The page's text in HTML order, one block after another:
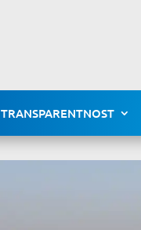
TRANSPARENTNOST